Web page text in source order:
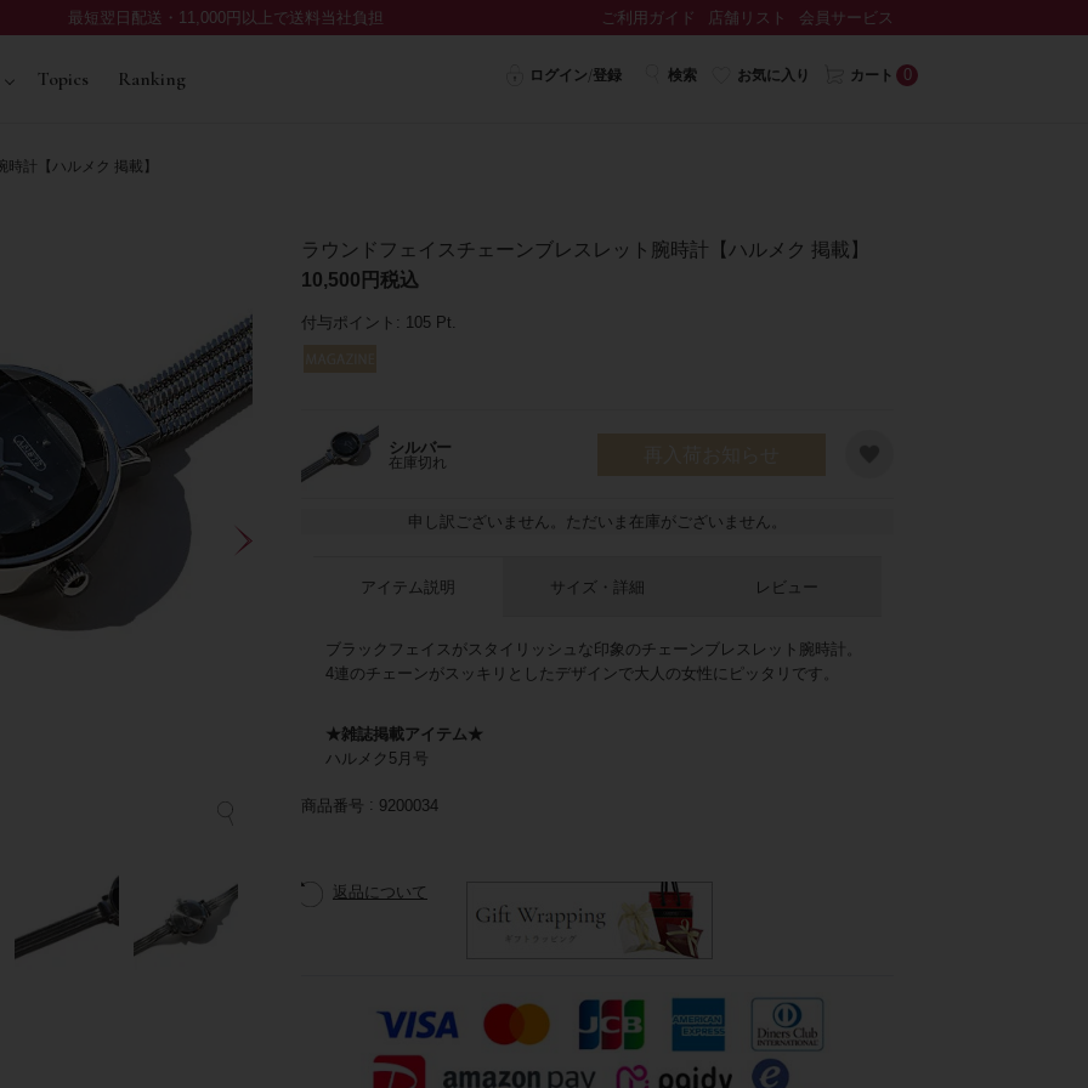
最短翌日配送・11,000円以上で送料当社負担 ご利用ガイド 店舗リスト 会員サービス
Topics Ranking ログイン/登録 検索 お気に入り カート 0
計【ハルメク 掲載】
ラウンドフェイスチェーンブレスレット腕時計【ハルメク 掲載】
10,500
税込
付与ポイント: 105 Pt.
シルバー
在庫切れ
申し訳ございません。ただいま在庫がございません。
アイテム説明
ブラックフェイスがスタイリッシュな印象のチェーンブレスレット腕時計。
4連のチェーンがスッキリとしたデザインで大人の女性にピッタリです。
★雑誌掲載アイテム★
ハルメク5月号
サイズ・詳細 レビュー
商品番号 9200034
返品について